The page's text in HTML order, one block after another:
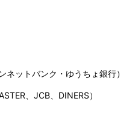
ットバンク・ゆうちょ銀行）
、JCB、DINERS）